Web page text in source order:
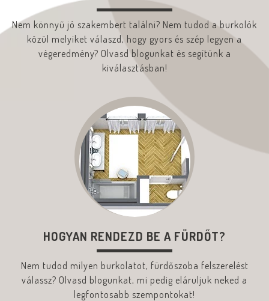
Nem könnyű jó szakembert találni? Nem tudod a burkolók
közül melyiket válaszd, hogy gyors és szép legyen a
végeredmény? Olvasd blogunkat és segítünk a
kiválasztásban!
HOGYAN RENDEZD BE A FÜRDŐT?
Nem tudod milyen burkolatot, fürdőszoba felszerelést
válassz? Olvasd blogunkat, mi pedig eláruljuk neked a
legfontosabb szempontokat!